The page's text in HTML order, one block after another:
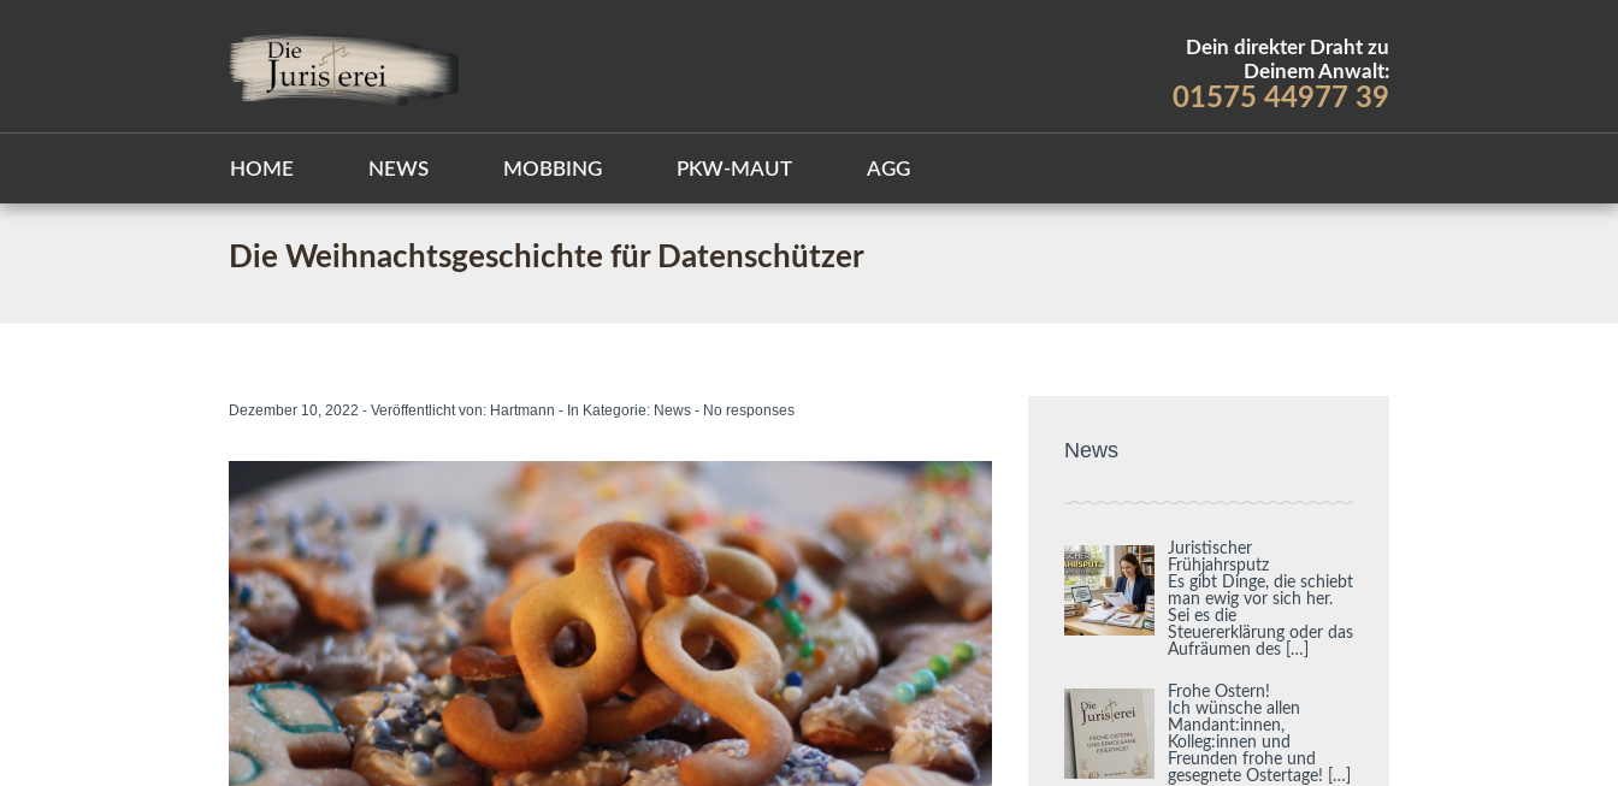
Dein direkter Draht zu
Deinem Anwalt:
01575 44977 39
HOME NEWS MOBBING PKW-MAUT AGG
Die Weihnachtsgeschichte für Datenschützer
Dezember 10, 2022 - Veröffentlicht von: Hartmann - In Kategorie: News - No responses
News
Juristischer
Frühjahrsputz
Es gibt Dinge, die schiebt
man ewig vor sich her.
Sei es die
Steuererklärung oder das
Aufräumen des
[…]
Frohe Ostern!
Ich wünsche allen
Mandant:innen,
Kolleg:innen und
Freunden frohe und
gesegnete Ostertage! […]